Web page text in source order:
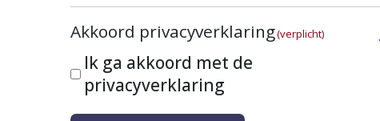
Akkoord privacyverklaring(verplicht)
Ik ga akkoord met de
privacyverklaring